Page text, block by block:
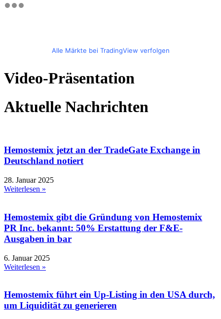
Alle Märkte bei TradingView verfolgen
Video-Präsentation
Aktuelle Nachrichten
Hemostemix jetzt an der TradeGate Exchange in
Deutschland notiert
28. Januar 2025
Weiterlesen »
Hemostemix gibt die Gründung von Hemostemix
PR Inc. bekannt: 50% Erstattung der F&E-
Ausgaben in bar
6. Januar 2025
Weiterlesen »
Hemostemix führt ein Up-Listing in den USA durch,
um Liquidität zu generieren